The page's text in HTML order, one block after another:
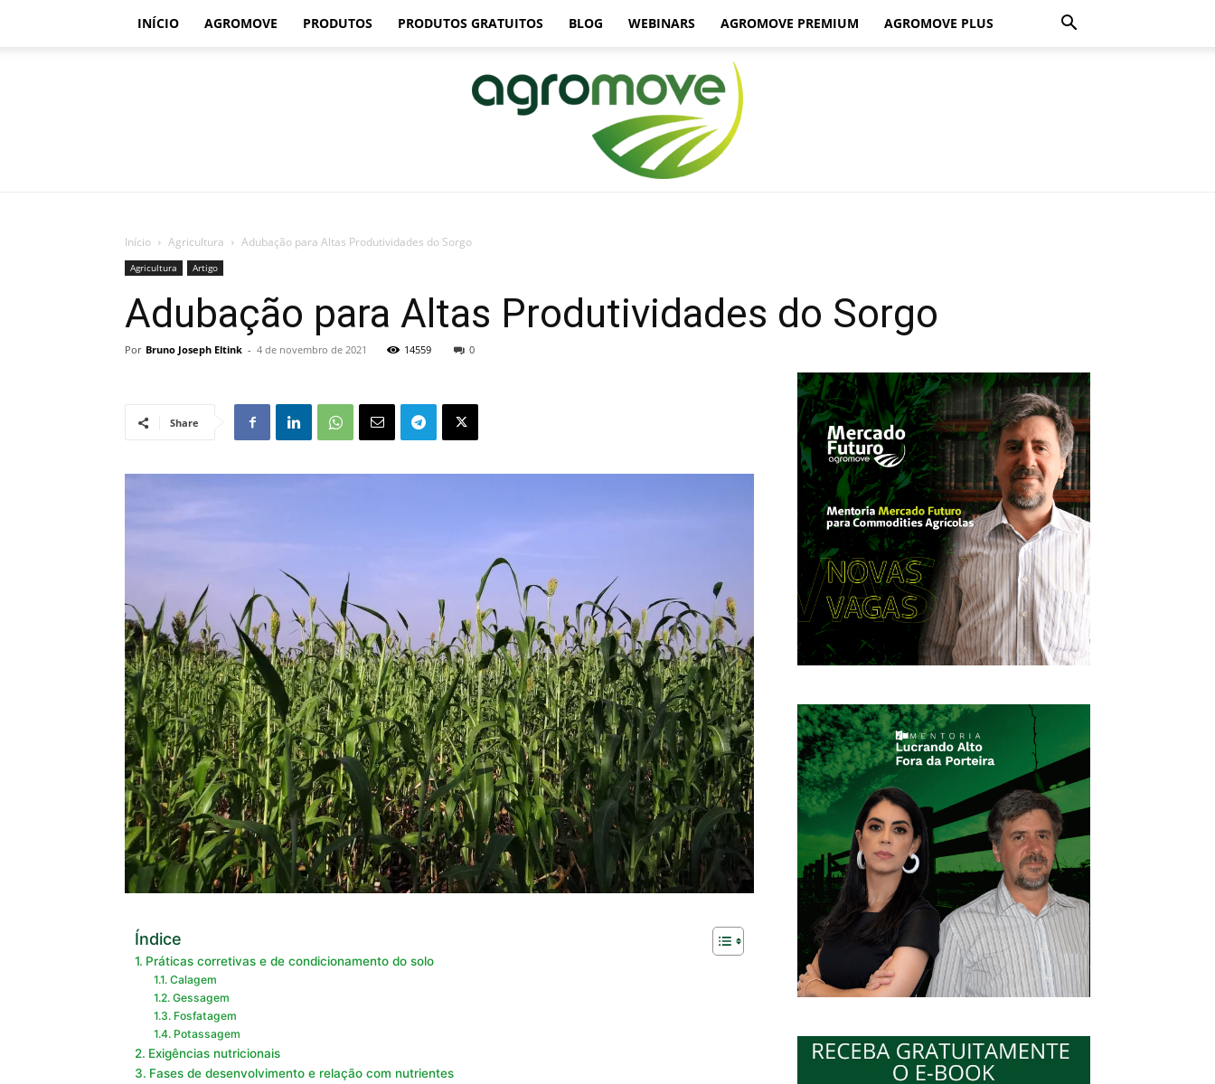
INÍCIO AGROMOVE PRODUTOS PRODUTOS GRATUITOS BLOG WEBINARS AGROMOVE PREMIUM AGROMOVE PLUS
Início Agricultura Adubação para Altas Produtividades do Sorgo
Agricultura Artigo
Adubação para Altas Produtividades do Sorgo
Por Bruno Joseph Eltink - 4 de novembro de 2021 14559 0
Share
Índice
Práticas corretivas e de condicionamento do solo
Calagem
Gessagem
Fosfatagem
Potassagem
Exigências nutricionais
Fases de desenvolvimento e relação com nutrientes